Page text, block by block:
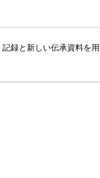
録と新しい伝承資料を